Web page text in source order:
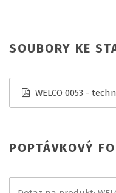
SOUBORY KE
WELCO 0053 -
POPTÁVKOVÝ